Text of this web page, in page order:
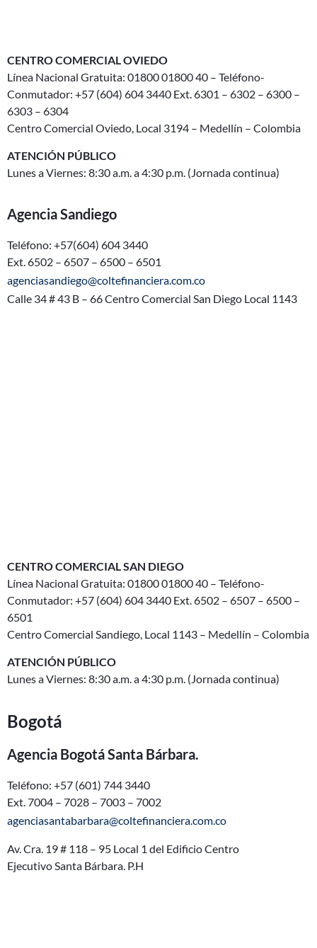
CENTRO COMERCIAL OVIEDO
Línea Nacional Gratuita: 01800 01800 40 – Teléfono-
Conmutador: +57 (604) 604 3440 Ext. 6301 – 6302 – 6300 –
6303 – 6304
Centro Comercial Oviedo, Local 3194 – Medellín – Colombia
ATENCIÓN PÚBLICO
Lunes a Viernes: 8:30 a.m. a 4:30 p.m. (Jornada continua)
Agencia Sandiego
Teléfono: +57(604) 604 3440
Ext. 6502 – 6507 – 6500 – 6501
agenciasandiego@coltefinanciera.com.co
Calle 34 # 43 B – 66 Centro Comercial San Diego Local 1143
CENTRO COMERCIAL SAN DIEGO
Línea Nacional Gratuita: 01800 01800 40 – Teléfono-
Conmutador: +57 (604) 604 3440 Ext. 6502 – 6507 – 6500 –
6501
Centro Comercial Sandiego, Local 1143 – Medellín – Colombia
ATENCIÓN PÚBLICO
Lunes a Viernes: 8:30 a.m. a 4:30 p.m. (Jornada continua)
Bogotá
Agencia Bogotá Santa Bárbara.
Teléfono: +57 (601) 744 3440
Ext. 7004 – 7028 – 7003 – 7002
agenciasantabarbara@coltefinanciera.com.co
Av. Cra. 19 # 118 – 95 Local 1 del Edificio Centro
EjecutivoSanta Bárbara. P.H